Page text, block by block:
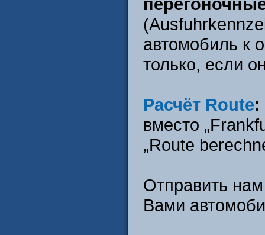
автомобиль к
только, если
Расчёт Route:
вместо
„Route
Отправить
Вами